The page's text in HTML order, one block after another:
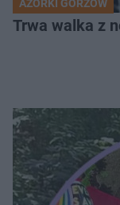
AZORKI GORZÓW
Trwa walka z